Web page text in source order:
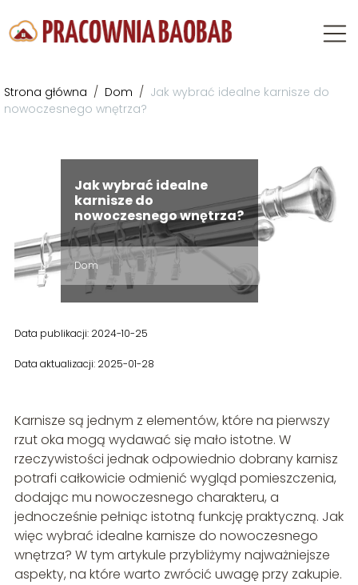
Strona główna / Dom / Jak wybrać idealne karnisze do
nowoczesnego wnętrza?
Jak wybrać idealne
karnisze do
nowoczesnego wnętrza?
Dom
Data publikacji: 2024-10-25
Data aktualizacji: 2025-01-28
Karnisze są jednym z elementów, które na pierwszy
rzut oka mogą wydawać się mało istotne. W
rzeczywistości jednak odpowiednio dobrany karnisz
potrafi całkowicie odmienić wygląd pomieszczenia,
dodając mu nowoczesnego charakteru, a
jednocześnie pełniąc istotną funkcję praktyczną. Jak
więc wybrać idealne karnisze do nowoczesnego
wnętrza? W tym artykule przybliżymy najważniejsze
aspekty, na które warto zwrócić uwagę przy zakupie.